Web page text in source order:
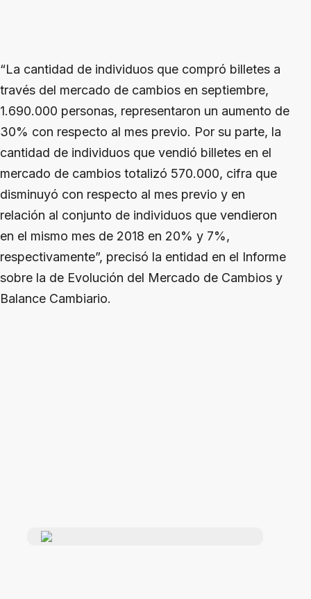
“La cantidad de individuos que compró billetes a
través del mercado de cambios en septiembre,
1.690.000 personas, representaron un aumento de
30% con respecto al mes previo. Por su parte, la
cantidad de individuos que vendió billetes en el
mercado de cambios totalizó 570.000, cifra que
disminuyó con respecto al mes previo y en
relación al conjunto de individuos que vendieron
en el mismo mes de 2018 en 20% y 7%,
respectivamente”, precisó la entidad en el Informe
sobre la de Evolución del Mercado de Cambios y
Balance Cambiario.